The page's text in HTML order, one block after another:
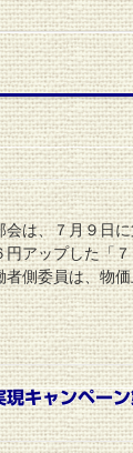
は、７月９日
アップした「
者側委員は、物
キャンペーン